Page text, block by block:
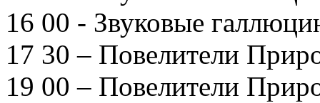
16 00 - Звуковые
17 30 – Повелители
19 00 – Повелители